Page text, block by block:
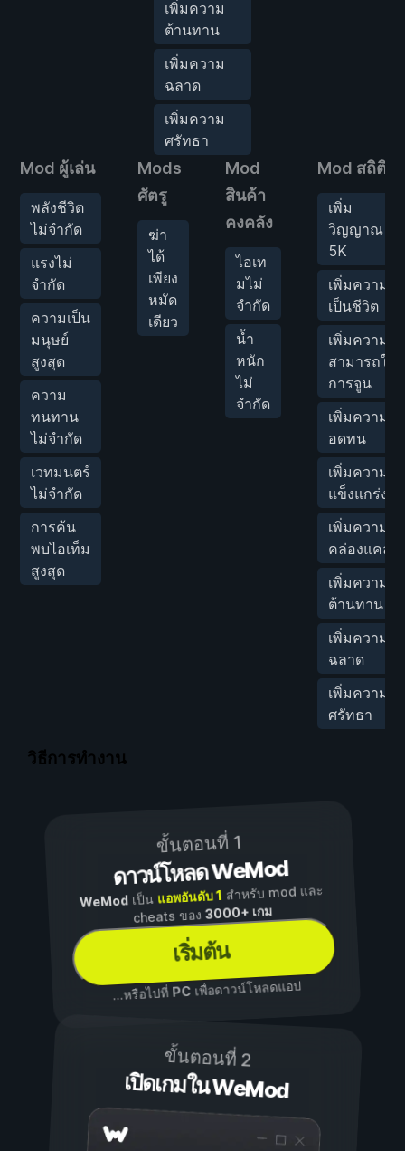
เพิ่มความ
ต้านทาน
เพิ่มความ
ฉลาด
เพิ่มความ
ศรัทธา
Mod ผู้เล่น
พลังชีวิต
ไม่จำกัด
แรงไม่
จำกัด
ความเป็น
มนุษย์
สูงสุด
ความ
ทนทาน
ไม่จำกัด
เวทมนตร์
ไม่จำกัด
การค้น
พบไอเท็ม
สูงสุด
Mods
ศัตรู
ฆ่า
ได้
เพียง
หมัด
เดียว
Mod
สินค้า
คงคลัง
ไอเท
มไม่
จำกัด
น้ำ
หนัก
ไม่
จำกัด
Mod สถิติ
เพิ่ม
วิญญาณ
5K
เพิ่มความ
เป็นชีวิต
เพิ่มความ
สามารถใน
การจูน
เพิ่มความ
อดทน
เพิ่มความ
แข็งแกร่ง
เพิ่มความ
คล่องแคล่ว
เพิ่มความ
ต้านทาน
เพิ่มความ
ฉลาด
เพิ่มความ
ศรัทธา
วิธีการทำงาน
ขั้นตอนที่ 1
ดาวน์โหลด WeMod
WeModเป็น แอพอันดับ 1 สำหรับ mod และ
cheats ของ3000+ เกม
เริ่มต้น
...หรือไปที่ PCเพื่อดาวน์โหลดแอป
ขั้นตอนที่ 2
เปิดเกมใน WeMod